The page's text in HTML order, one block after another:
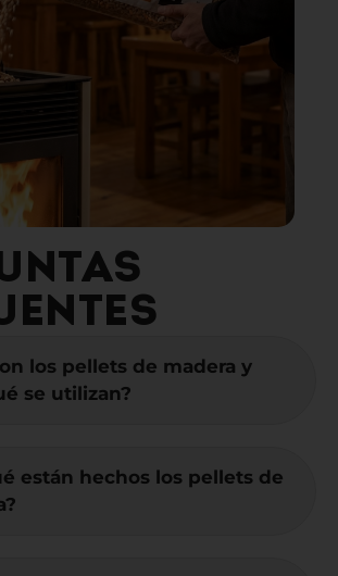
los pellets de madera y
se utilizan?
están hechos los pellets de